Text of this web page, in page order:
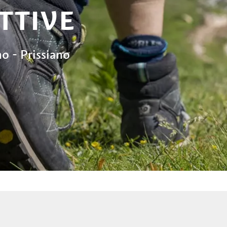
- Prissiano